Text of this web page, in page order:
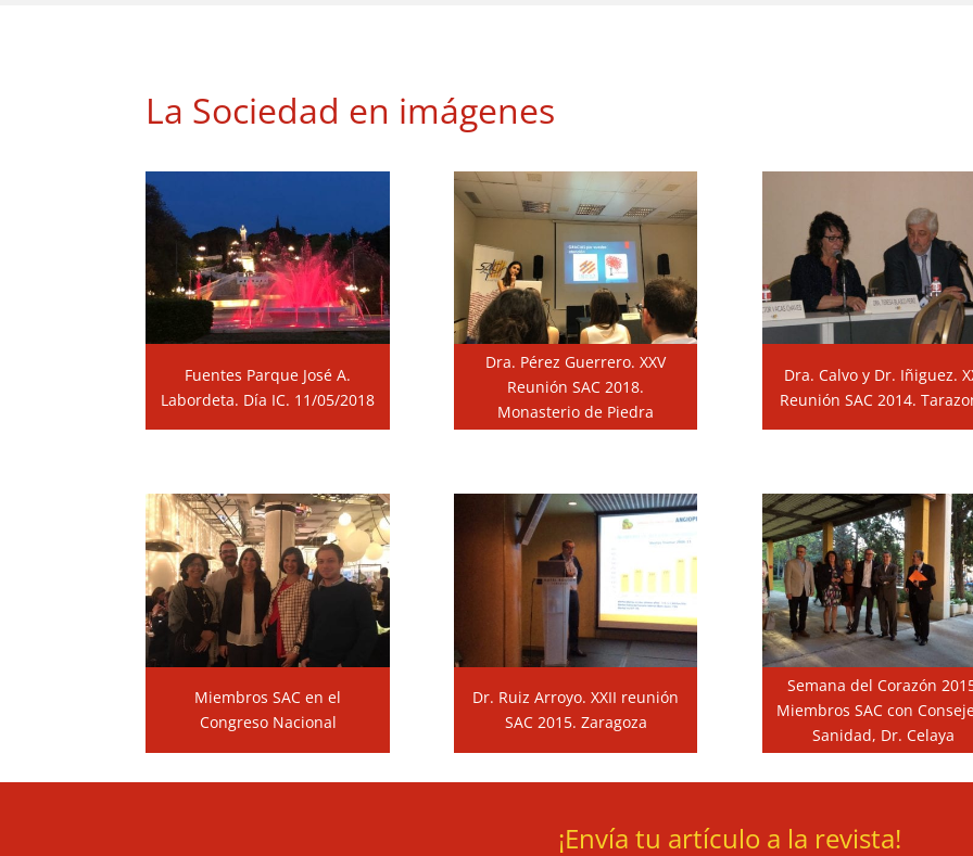
La Sociedad en imágenes
Fuentes Parque José A.
Labordeta. Día IC. 11/05/2018
Dra. Pérez Guerrero. XXV
Reunión SAC 2018.
Monasterio de Piedra
Dra. Calvo y Dr. Iñiguez.
Reunión SAC 2014.
Miembros SAC en el
Congreso Nacional
Dr. Ruiz Arroyo. XXII reunión
SAC 2015. Zaragoza
Semana del Corazón
Miembros SAC con
Sanidad, Dr. Celaya
¡Envía tu artículo a la revista!